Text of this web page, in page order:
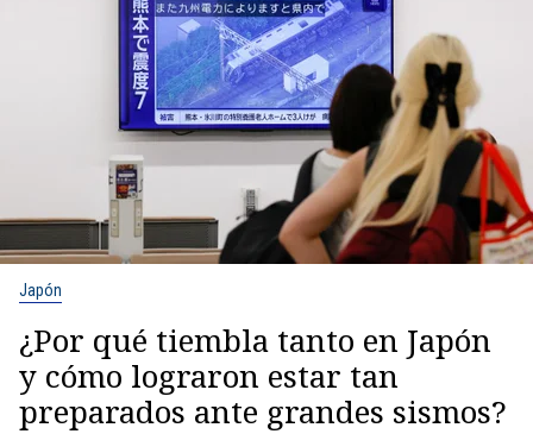
Japón
¿Por qué tiembla tanto en Japón
y cómo lograron estar tan
preparados ante grandes sismos?